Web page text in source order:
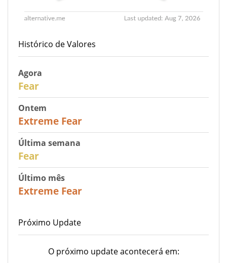
Histórico de Valores
Agora
Fear
Ontem
Extreme Fear
Última semana
Fear
Último mês
Extreme Fear
Próximo Update
O próximo update acontecerá em: